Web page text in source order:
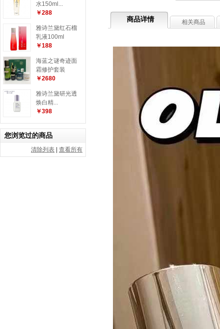
商品详情 相关商品
水150ml...
￥288
雅诗兰黛红石榴
乳液100ml
￥188
海蓝之谜奇迹面
霜修护套装
￥2680
雅诗兰黛研光透
焕白精...
￥398
您浏览过的商品
清除列表 查看所有